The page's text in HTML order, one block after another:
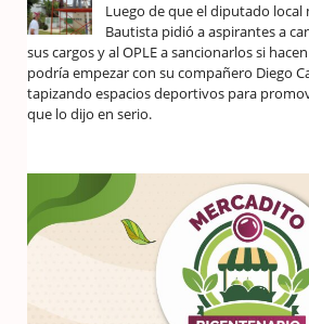
Luego de que el diputado local
Bautista pidió a aspirantes a
sus cargos y al OPLE a sancionarlos si
podría empezar con su compañero Diego
tapizando espacios deportivos para
que lo dijo en serio.